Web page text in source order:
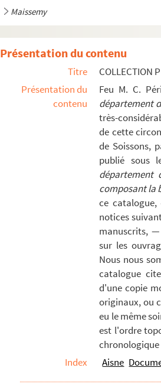
Maissemy
Marcy
Marteville
Présentation du contenu
Titre
COLLECTION
Présentation du
contenu
Feu M. C.
département
très-
de cette
de Soissons,
publié sous
département
composant la
ce
notices
manuscrits, —
sur les
Nous nous
catalogue
d'une copie
originaux, ou
eu le même
est l'ordre
chronologique
Index
Aisne